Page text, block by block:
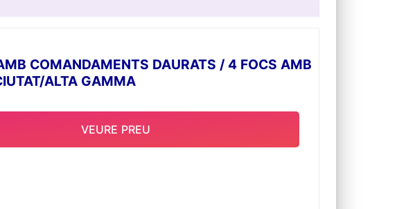
COMANDAMENTS DAURATS / 4 FOCS AMB
ALTA GAMMA
VEURE PREU